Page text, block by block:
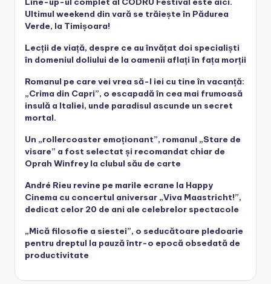
Ultimul weekend din vară se trăiește în Pădurea
Verde, la Timișoara!
Lecții de viață, despre ce au învățat doi specialiști
în domeniul doliului de la oamenii aflați în fața morții
Romanul pe care vei vrea să-l iei cu tine în vacanță:
„Crima din Capri”, o escapadă în cea mai frumoasă
insulă a Italiei, unde paradisul ascunde un secret
mortal.
Un „rollercoaster emoționant”, romanul „Stare de
visare” a fost selectat și recomandat chiar de
Oprah Winfrey la clubul său de carte
André Rieu revine pe marile ecrane la Happy
Cinema cu concertul aniversar „Viva Maastricht!”,
dedicat celor 20 de ani ale celebrelor spectacole
„Mică filosofie a siestei”, o seducătoare pledoarie
pentru dreptul la pauză într-o epocă obsedată de
productivitate